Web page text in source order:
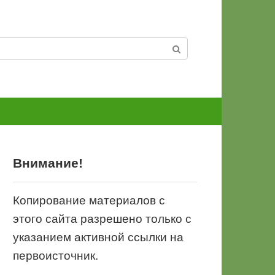
Внимание!
Копирование материалов с
этого сайта разрешено только с
указанием активной ссылки на
первоисточник.